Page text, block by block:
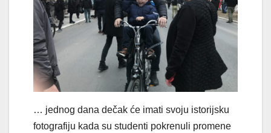
… jednog dana dečak će imati svoju istorijsku
fotografiju kada su studenti pokrenuli promene